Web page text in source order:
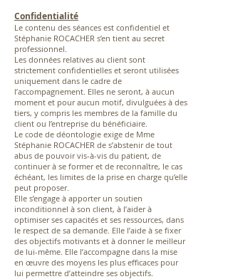
Confidentialité
Le contenu des séances est confidentiel et
Stéphanie ROCACHER s’en tient au secret
professionnel.
Les données relatives au client sont
strictement confidentielles et seront utilisées
uniquement dans le cadre de
l’accompagnement. Elles ne seront, à aucun
moment et pour aucun motif, divulguées à des
tiers, y compris les membres de la famille du
client ou l’entreprise du bénéficiaire.
Le code de déontologie exige de Mme
Stéphanie ROCACHER de s’abstenir de tout
abus de pouvoir vis-à-vis du patient, de
continuer à se former et de reconnaître, le cas
échéant, les limites de la prise en charge qu’elle
peut proposer.
Elle s’engage à apporter un soutien
inconditionnel à son client, à l’aider à
optimiser ses capacités et ses ressources, dans
le respect de sa demande. Elle l’aide à se fixer
des objectifs motivants et à donner le meilleur
de lui-même. Elle l’accompagne dans la mise
en œuvre des moyens les plus efficaces pour
lui permettre d’atteindre ses objectifs.